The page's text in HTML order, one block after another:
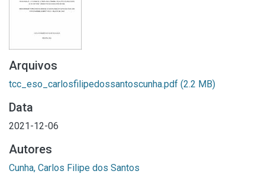
Arquivos
tcc_eso_carlosfilipedossantoscunha.pdf (2.2 MB)
Data
2021-12-06
Autores
Cunha, Carlos Filipe dos Santos